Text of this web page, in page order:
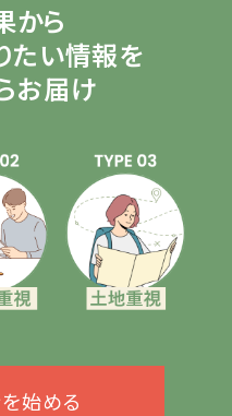
から
たい情報を
お届け
始める